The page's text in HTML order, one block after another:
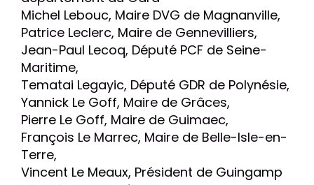
Michel Lebouc, Maire DVG de Magnanville,
Patrice Leclerc, Maire de Gennevilliers,
Jean-Paul Lecoq, Député PCF de Seine-
Maritime,
Tematai Legayic, Député GDR de Polynésie,
Yannick Le Goff, Maire de Grâces,
Pierre Le Goff, Maire de Guimaec,
François Le Marrec, Maire de Belle-Isle-en-
Terre,
Vincent Le Meaux, Président de Guingamp